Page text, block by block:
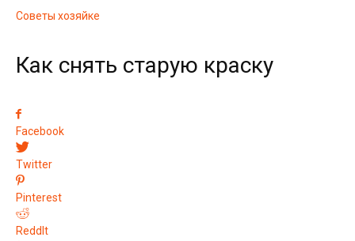
Советы хозяйке
Как снять старую краску
Facebook
Twitter
Pinterest
ReddIt